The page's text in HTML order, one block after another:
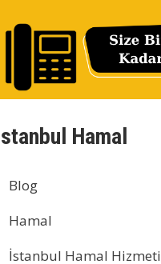
Hamal
Blog
Hamal
İstanbul Hamal Hizmeti